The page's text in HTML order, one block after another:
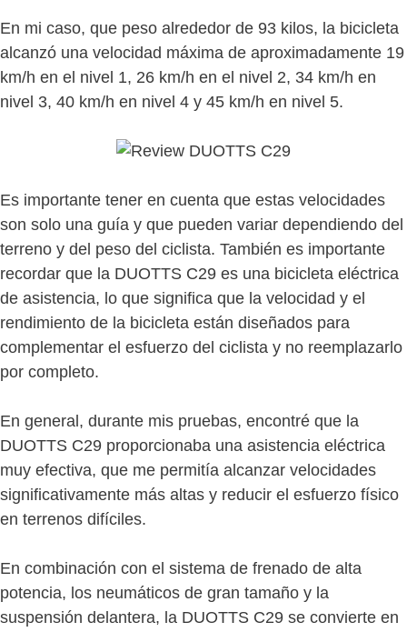
En mi caso, que peso alrededor de 93 kilos, la bicicleta
alcanzó una velocidad máxima de aproximadamente 19
km/h en el nivel 1, 26 km/h en el nivel 2, 34 km/h en
nivel 3, 40 km/h en nivel 4 y 45 km/h en nivel 5.
Es importante tener en cuenta que estas velocidades
son solo una guía y que pueden variar dependiendo del
terreno y del peso del ciclista. También es importante
recordar que la DUOTTS C29 es una bicicleta eléctrica
de asistencia, lo que significa que la velocidad y el
rendimiento de la bicicleta están diseñados para
complementar el esfuerzo del ciclista y no reemplazarlo
por completo.
En general, durante mis pruebas, encontré que la
DUOTTS C29 proporcionaba una asistencia eléctrica
muy efectiva, que me permitía alcanzar velocidades
significativamente más altas y reducir el esfuerzo físico
en terrenos difíciles.
En combinación con el sistema de frenado de alta
potencia, los neumáticos de gran tamaño y la
suspensión delantera, la DUOTTS C29 se convierte en